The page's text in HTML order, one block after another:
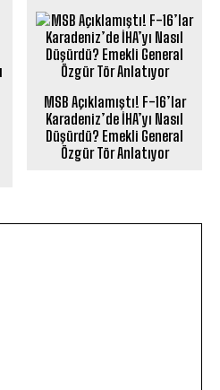
MSB Açıklamıştı! F-16’lar
Karadeniz’de İHA’yı Nasıl
Düşürdü? Emekli General
Özgür Tör Anlatıyor